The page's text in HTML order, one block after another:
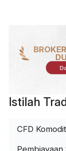
Istilah
CFD
Pembiayaan